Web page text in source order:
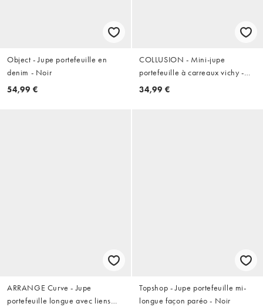
Object - Jupe portefeuille en
denim - Noir
54,99 €
COLLUSION - Mini-jupe
portefeuille à carreaux vichy -
Noir/beige
34,99 €
ARRANGE Curve - Jupe
portefeuille longue avec liens
Topshop - Jupe portefeuille mi-
longue façon paréo - Noir